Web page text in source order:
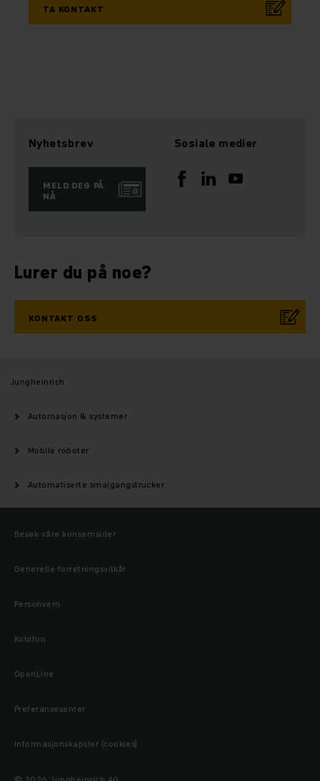
TA KONTAKT
Nyhetsbrev
MELD DEG PÅ
NÅ
Sosiale medier
Lurer du på noe?
KONTAKT OSS
Jungheinrich
Automasjon & systemer
Mobile roboter
Automatiserte smalgangstrucker
Besøk våre konsernsider
Generelle forretningsvilkår
Personvern
Kolofon
OpenLine
Preferansesenter
Informasjonskapsler (cookies)